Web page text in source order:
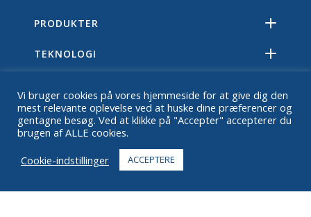
PRODUKTER
TEKNOLOGI
OM
Vi bruger cookies på vores hjemmeside for at give dig den
mest relevante oplevelse ved at huske dine præferencer og
gentagne besøg. Ved at klikke på "Accepter" accepterer du
brugen af ALLE cookies.
Cookie-indstillinger
ACCEPTERE